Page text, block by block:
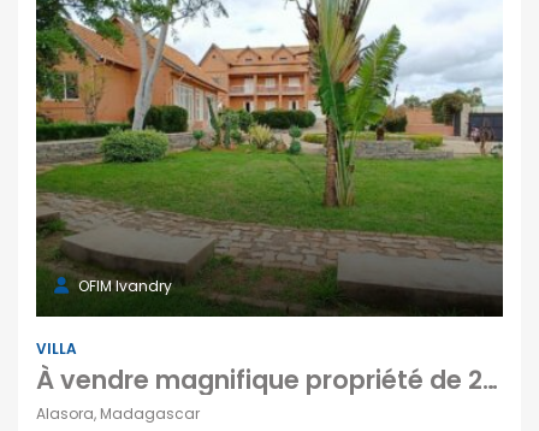
OFIM Ivandry
VILLA
À vendre magnifique propriété de 2 250 m² située à Alasora comprenant deux bâtis : une villa T8 et une salle événementielle
Alasora, Madagascar